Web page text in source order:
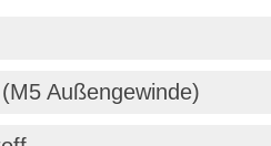
Außengewinde)